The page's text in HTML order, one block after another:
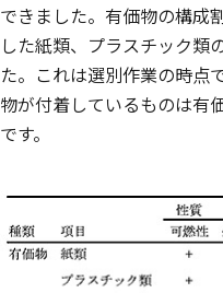
できました。有価物の構成
した紙類、プラスチック類
た。これは選別作業の時点
物が付着しているものは有
です。